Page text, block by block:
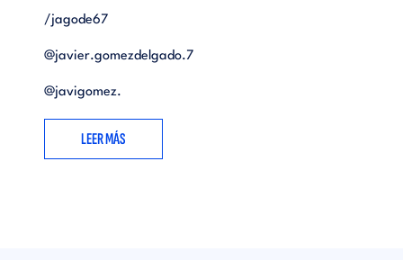
/jagode67
@javier.gomezdelgado.7
@javigomez.
LEER MÁS